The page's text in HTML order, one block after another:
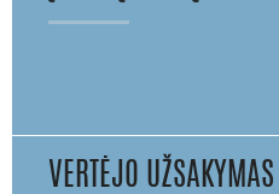
VERTĖJO UŽSAKYMAS